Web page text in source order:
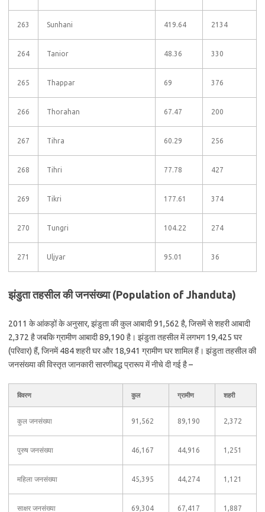
263 Sunhani 419.64 2134
264 Tanior 48.36 330
265 Thappar 69 376
266 Thorahan 67.47 200
267 Tihra 60.29 256
268 Tihri 77.78 427
269 Tikri 177.61 374
270 Tungri 104.22 274
271 Uljyar 95.01 36
झंडुता तहसील की जनसंख्या (Population of Jhanduta)
2011 के आंकड़ों के अनुसार, झंडुता की कुल आबादी 91,562 है, जिसमें से शहरी आबादी
2,372 है जबकि ग्रामीण आबादी 89,190 है। झंडुता तहसील में लगभग 19,425 घर
(परिवार) हैं, जिनमें 484 शहरी घर और 18,941 ग्रामीण घर शामिल हैं। झंडुता तहसील की
जनसंख्या की विस्तृत जानकारी सारणीबद्ध प्रारूप में नीचे दी गई है –
विवरण कुल ग्रामीण शहरी
कुल जनसंख्या 91,562 89,190 2,372
पुरुष जनसंख्या 46,167 44,916 1,251
महिला जनसंख्या 45,395 44,274 1,121
साक्षर जनसंख्या 69,304 67,417 1,887